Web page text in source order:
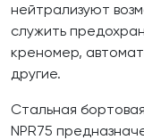
нейтрализуют
служить
креномер,
другие.
Стальная
NPR75